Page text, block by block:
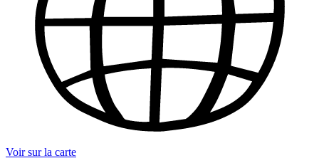
Voir sur la carte